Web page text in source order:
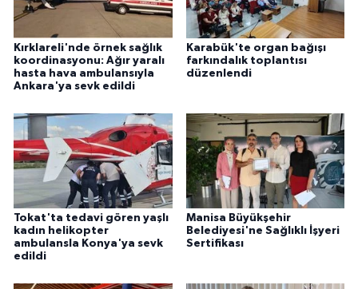
Kırklareli'nde örnek sağlık
koordinasyonu: Ağır yaralı
hasta hava ambulansıyla
Ankara'ya sevk edildi
Karabük'te organ bağışı
farkındalık toplantısı
düzenlendi
Tokat'ta tedavi gören yaşlı
kadın helikopter
ambulansla Konya'ya sevk
edildi
Manisa Büyükşehir
Belediyesi'ne Sağlıklı İşyeri
Sertifikası